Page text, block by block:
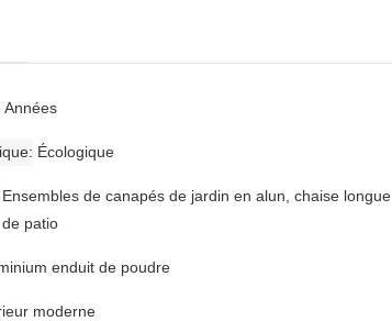
Années
Écologique
Ensembles de canapés de jardin en alun, chaise longue
de patio
enduit de poudre
moderne